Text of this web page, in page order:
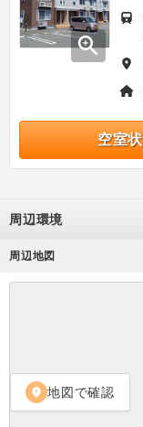
zoom_in
空室
周辺環境
周辺地図
location_on 地図で確認